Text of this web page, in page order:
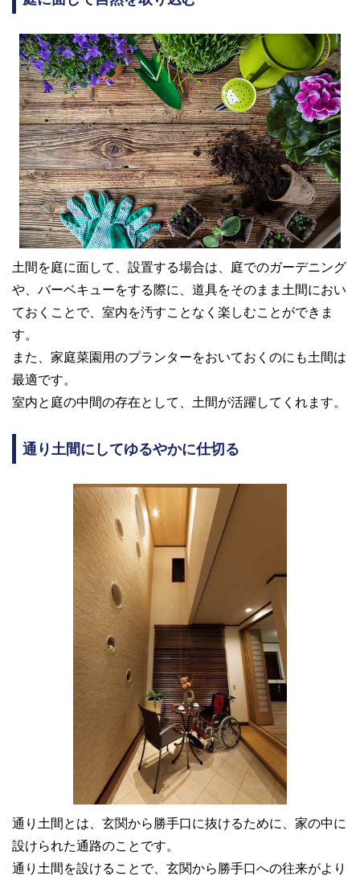
土間を庭に面して、設置する場合は、庭でのガーデニング
や、バーベキューをする際に、道具をそのまま土間におい
ておくことで、室内を汚すことなく楽しむことができま
す。
また、家庭菜園用のプランターをおいておくのにも土間は
最適です。
室内と庭の中間の存在として、土間が活躍してくれます。
通り土間にしてゆるやかに仕切る
通り土間とは、玄関から勝手口に抜けるために、家の中に
設けられた通路のことです。
通り土間を設けることで、玄関から勝手口への往来がより